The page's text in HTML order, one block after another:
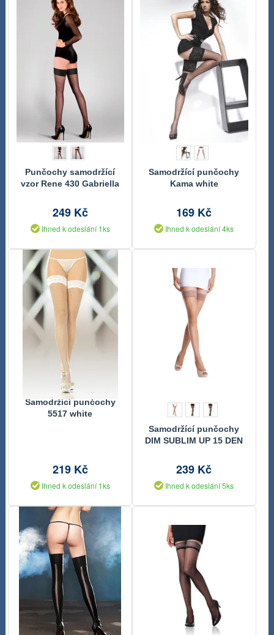
Punčochy samodržící
vzor Rene 430 Gabriella
249 Kč
Ihned k odeslání 1ks
Samodržící punčochy
Kama white
169 Kč
Ihned k odeslání 4ks
Samodržící punčochy
5517 white
219 Kč
Ihned k odeslání 1ks
Samodržící punčochy
DIM SUBLIM UP 15 DEN
239 Kč
Ihned k odeslání 5ks